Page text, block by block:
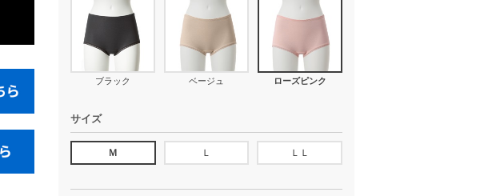
ブラック ベージュ ローズピンク
サイズ
Ｍ Ｌ ＬＬ